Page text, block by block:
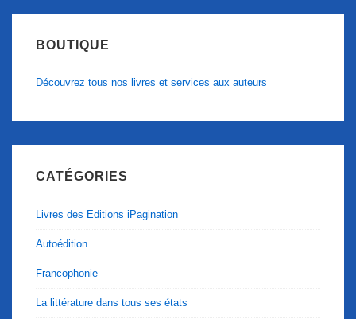
BOUTIQUE
Découvrez tous nos livres et services aux auteurs
CATÉGORIES
Livres des Editions iPagination
Autoédition
Francophonie
La littérature dans tous ses états